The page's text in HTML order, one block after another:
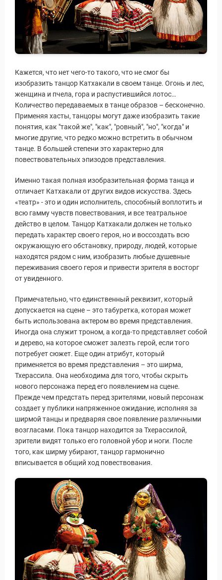
Кажется, что нет чего-то такого, что не смог бы
изобразить танцор Катхакали в своем танце. Огонь и лес,
женщина и пчела, гора и распустившийся лотос…
Количество передаваемых в танце образов – бесконечно.
Применяя хасты, танцоры могут даже изобразить такие
понятия, как "такой же", "как", "ровный", "но", "когда" и
многие другие, что редко можно встретить в обычном
танце. В большей степени это характерно для
повествовательных эпизодов представления.
Именно такая полная изобразительная форма танца и
отличает Катхакали от других видов искусства. Здесь
«театр» - это и один исполнитель, способный воплотить и
всю гамму чувств повествования, и все театральное
действо в целом. Танцор Катхакали должен не только
передать характер своего героя, но и воссоздать всю
окружающую его обстановку, природу, людей, которые
находятся рядом с ним, изобразить любые душевные
переживания своего героя и привести зрителя в восторг
от увиденного.
Примечательно, что единственный реквизит, который
допускается на сцене – это табуретка, которая может
быть использована актером во время представления.
Иногда она служит троном, а когда-то представляет собой
и дерево, на которое сможет залезть герой, если того
потребует сюжет. Еще один атрибут, который
применяется во время представления – это ширма,
Тхерассила. Она необходима для того, чтобы скрыть
нового персонажа перед его появлением на сцене.
Прежде чем предстать перед зрителями, новый персонаж
создает у публики напряженное ожидание, исполняя за
ширмой танцы и предваряя свое появление различными
возгласами. Пока танцор находится за Тхерассилой,
зрители видят только его головной убор и ноги. После
того, как ширму убирают, танцор гармонично
вписывается в общий ход повествования.